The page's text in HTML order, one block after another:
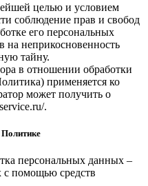
целью и условием
соблюдение прав и свобод
его персональных
на неприкосновенность
тайну.
в отношении обработки
применяется ко
может получить о
.
персональных данных –
с помощью средств